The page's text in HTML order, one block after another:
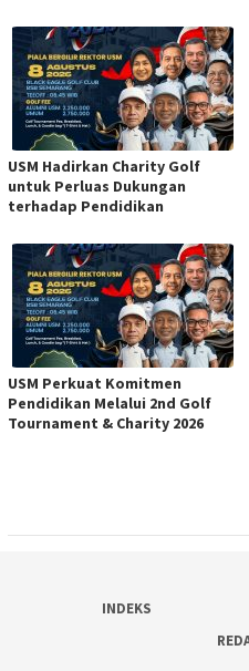
USM Hadirkan Charity Golf
untuk Perluas Dukungan
terhadap Pendidikan
USM Perkuat Komitmen
Pendidikan Melalui 2nd Golf
Tournament & Charity 2026
INDEKS